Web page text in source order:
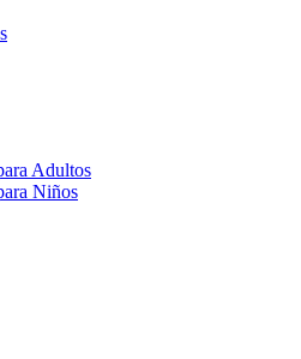
Adultos
Niños